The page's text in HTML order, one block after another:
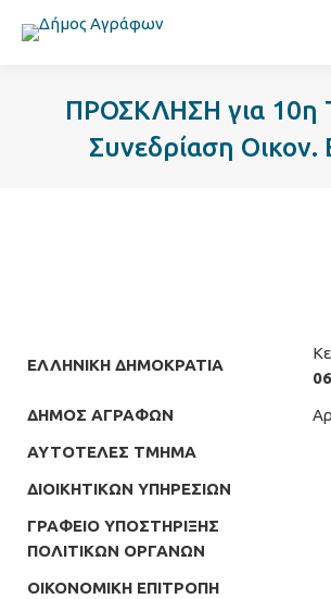
ΠΡΟΣΚΛΗΣΗ για 10η
Συνεδρίαση Οικον.
ΕΛΛΗΝΙΚΗ ΔΗΜΟΚΡΑΤΙΑ
ΔΗΜΟΣ ΑΓΡΑΦΩΝ
ΑΥΤΟΤΕΛΕΣ ΤΜΗΜΑ
ΔΙΟΙΚΗΤΙΚΩΝ ΥΠΗΡΕΣΙΩΝ
ΓΡΑΦΕΙΟ ΥΠΟΣΤΗΡΙΞΗΣ
ΠΟΛΙΤΙΚΩΝ ΟΡΓΑΝΩΝ
ΟΙΚΟΝΟΜΙΚΗ ΕΠΙΤΡΟΠΗ